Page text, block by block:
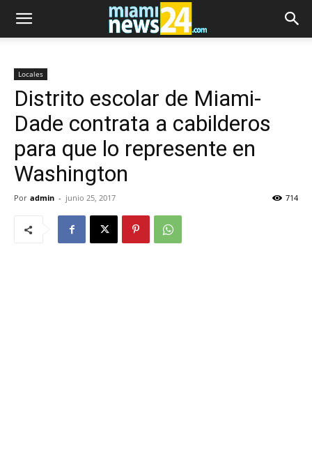
Locales
Distrito escolar de Miami-
Dade contrata a cabilderos
para que lo represente en
Washington
Por admin - junio 25, 2017 714